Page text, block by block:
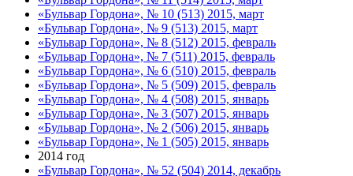
«Бульвар Гордона», № 10 (513) 2015, март
«Бульвар Гордона», № 9 (513) 2015, март
«Бульвар Гордона», № 8 (512) 2015, февраль
«Бульвар Гордона», № 7 (511) 2015, февраль
«Бульвар Гордона», № 6 (510) 2015, февраль
«Бульвар Гордона», № 5 (509) 2015, февраль
«Бульвар Гордона», № 4 (508) 2015, январь
«Бульвар Гордона», № 3 (507) 2015, январь
«Бульвар Гордона», № 2 (506) 2015, январь
«Бульвар Гордона», № 1 (505) 2015, январь
2014 год
«Бульвар Гордона», № 52 (504) 2014, декабрь